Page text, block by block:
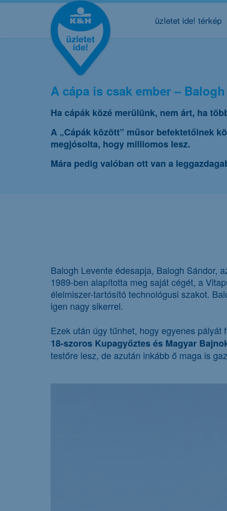
üzletet ide! térkép
A cápa is csak ember –
Ha cápák közé merülünk, nem árt, ha
A „Cápák között” műsor befektetőinek
megjósolta, hogy milliomos lesz.
Mára pedig valóban ott van a
Balogh Levente édesapja, Balogh Sándor,
1989-ben alapította meg saját cégét, a
élelmiszer-tartósító technológusi szakot.
igen nagy sikerrel.
Ezek után úgy tűnhet, hogy egyenes
18-szoros Kupagyőztes és Magyar
testőre lesz, de azután inkább ő maga is